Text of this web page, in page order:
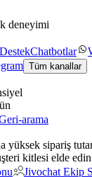
deneyimi
Chatbotlar
Tüm kanallar
arama
yüksek sipariş
kitlesi elde edin
Jivochat Ekip